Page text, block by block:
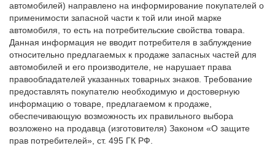
автомобилей) направлено на информирование покупателей о
применимости запасной части к той или иной марке
автомобиля, то есть на потребительские свойства товара.
Данная информация не вводит потребителя в заблуждение
относительно предлагаемых к продаже запасных частей для
автомобилей и его производителе, не нарушает права
правообладателей указанных товарных знаков. Требование
предоставлять покупателю необходимую и достоверную
информацию о товаре, предлагаемом к продаже,
обеспечивающую возможность их правильного выбора
возложено на продавца (изготовителя) Законом «О защите
прав потребителей», ст. 495 ГК РФ.